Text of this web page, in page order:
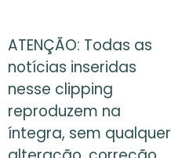
ATENÇÃO: Todas as
notícias inseridas
nesse clipping
reproduzem na
íntegra, sem qualquer